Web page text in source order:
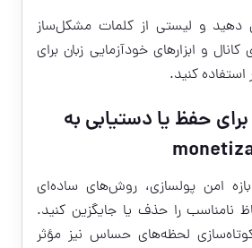
دهید و لیستی از کلمات مشکل‌ساز
و ابزارهای خودآزمایی زبان برای
استفاده کنید.
حفظ یا دستیابی به
بازه امن پولسازی، روش‌های ساده‌ای
نامناسب را حذف یا جایگزین کنید.
لحظه‌های حساس نیز مؤثر